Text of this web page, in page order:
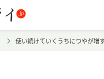
使い続けていくうちにつやが増